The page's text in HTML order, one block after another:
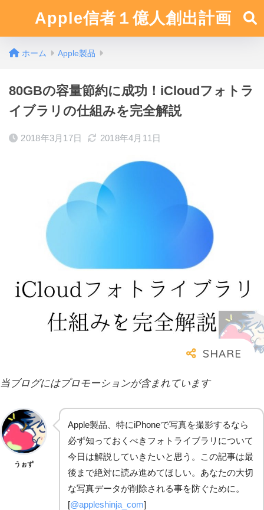
Apple信者１億人創出計画
ホーム Apple製品
80GBの容量節約に成功！iCloudフォトラ
イブラリの仕組みを完全解説
2018年3月17日 2018年4月11日
当ブログにはプロモーションが含まれています
うぉず
Apple製品、特にiPhoneで写真を撮影するなら
必ず知っておくべきフォトライブラリについて
今日は解説していきたいと思う。この記事は最
後まで絶対に読み進めてほしい。あなたの大切
な写真データが削除される事を防ぐために。
[@appleshinja_com]